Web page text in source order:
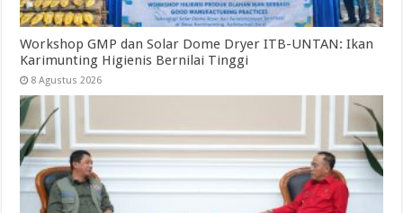
Workshop GMP dan Solar Dome Dryer ITB-UNTAN: Ikan
Karimunting Higienis Bernilai Tinggi
8 Agustus 2026